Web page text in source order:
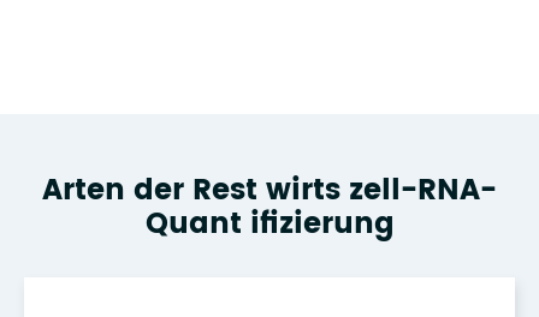
Arten der Rest wirts zell-RNA-
Quant ifizierung